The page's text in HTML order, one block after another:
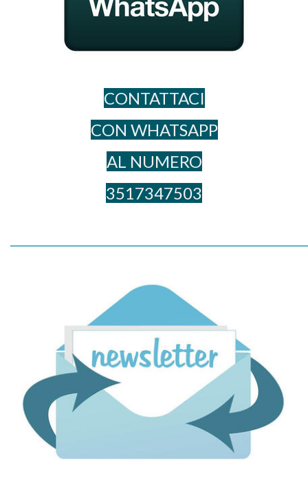
CONTATTACI
CON WHATSAPP
AL NUME​RO
3517347503